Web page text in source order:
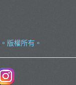
。版權所有。